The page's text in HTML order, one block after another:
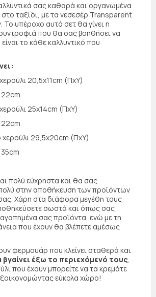
σας καθαρά και οργανωμένα
στο ταξίδι, με τα νεσεσέρ Transparent
Το υπέροχο αυτό σετ θα γίνει η
που θα σας βοηθήσει να
το κάθε καλλυντικό που
20,5x11cm (ΠxΥ)
22cm
25x14cm (ΠxΥ)
22cm
χερούλι 29,5x20cm (ΠxΥ)
πολύ εύχρηστα και θα σας
στην αποθήκευση των προϊόντων
Χάρη στα διάφορα μεγέθη τους
σωστά και όπως σας
σας προϊόντα, ενώ με τη
που έχουν θα βλέπετε αμέσως
φερμουάρ που κλείνει σταθερά και
έξω το περιεχόμενό τους,
που έχουν μπορείτε να τα κρεμάτε
εύκολα χώρο!